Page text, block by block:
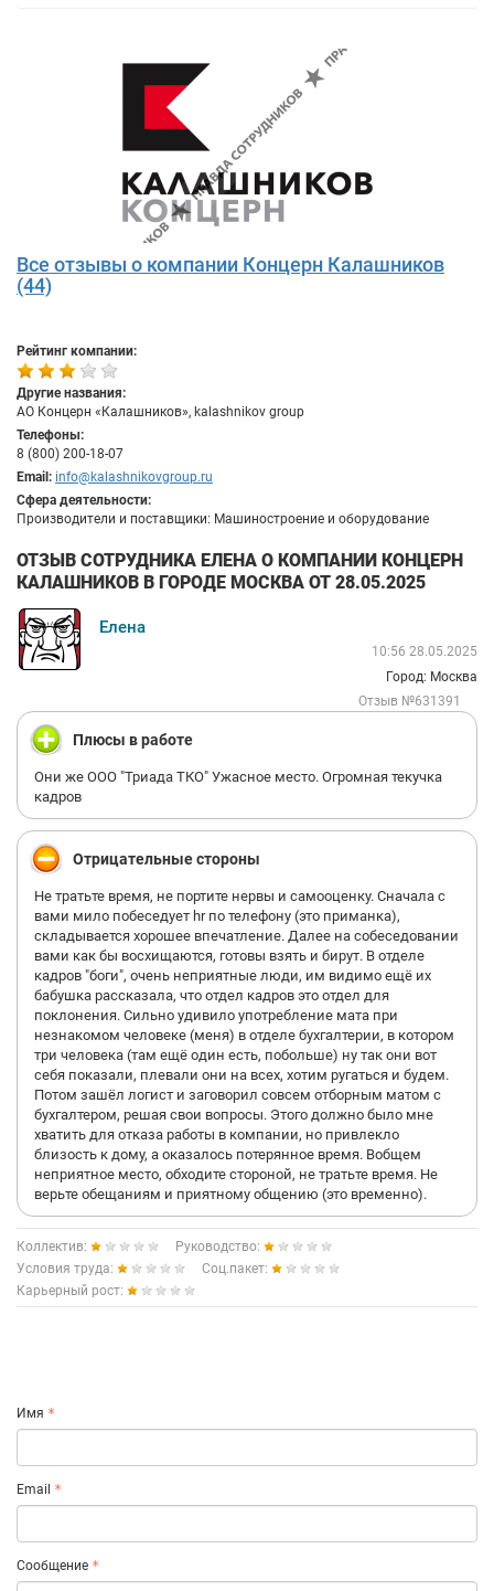
Все отзывы о компании Концерн Калашников
(44)
Рейтинг компании:
Другие названия:
АО Концерн «Калашников», kalashnikov group
Телефоны:
8 (800) 200-18-07
Email: info@kalashnikovgroup.ru
Сфера деятельности:
Производители и поставщики: Машиностроение и оборудование
ОТЗЫВ СОТРУДНИКА ЕЛЕНА О КОМПАНИИ КОНЦЕРН
КАЛАШНИКОВ В ГОРОДЕ МОСКВА ОТ 28.05.2025
Елена
10:56 28.05.2025
Город: Москва
Отзыв №631391
Плюсы в работе
Они же ООО "Триада ТКО" Ужасное место. Огромная текучка
кадров
Отрицательные стороны
Не тратьте время, не портите нервы и самооценку. Сначала с
вами мило побеседует hr по телефону (это приманка),
складывается хорошее впечатление. Далее на собеседовании
вами как бы восхищаются, готовы взять и бирут. В отделе
кадров "боги", очень неприятные люди, им видимо ещё их
бабушка рассказала, что отдел кадров это отдел для
поклонения. Сильно удивило употребление мата при
незнакомом человеке (меня) в отделе бухгалтерии, в котором
три человека (там ещё один есть, побольше) ну так они вот
себя показали, плевали они на всех, хотим ругаться и будем.
Потом зашёл логист и заговорил совсем отборным матом с
бухгалтером, решая свои вопросы. Этого должно было мне
хватить для отказа работы в компании, но привлекло
близость к дому, а оказалось потерянное время. Вобщем
неприятное место, обходите стороной, не тратьте время. Не
верьте обещаниям и приятному общению (это временно).
Коллектив:
Руководство:
Условия труда:
Соц.пакет:
Карьерный рост:
Имя
Email
Сообщение